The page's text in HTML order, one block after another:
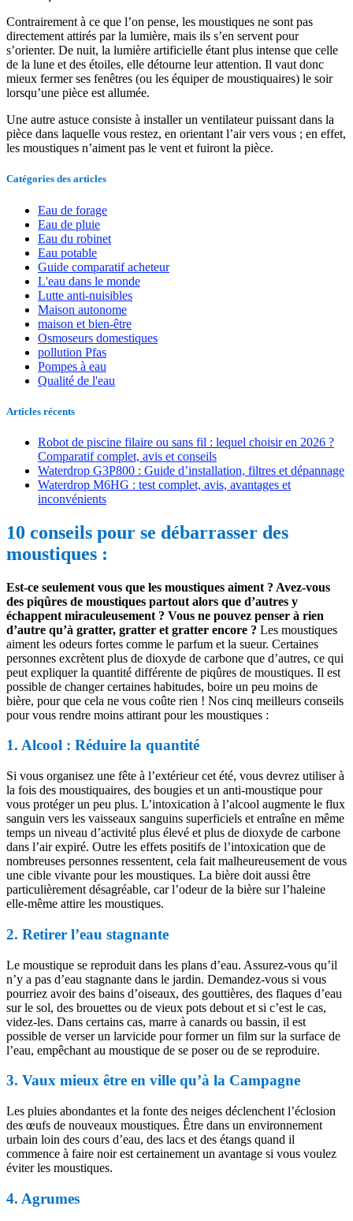
Contrairement à ce que l’on pense, les moustiques ne sont pas
directement attirés par la lumière, mais ils s’en servent pour
s’orienter. De nuit, la lumière artificielle étant plus intense que celle
de la lune et des étoiles, elle détourne leur attention. Il vaut donc
mieux fermer ses fenêtres (ou les équiper de moustiquaires) le soir
lorsqu’une pièce est allumée.
Une autre astuce consiste à installer un ventilateur puissant dans la
pièce dans laquelle vous restez, en orientant l’air vers vous ; en effet,
les moustiques n’aiment pas le vent et fuiront la pièce.
Catégories des articles
Eau de forage
Eau de pluie
Eau du robinet
Eau potable
Guide comparatif acheteur
L'eau dans le monde
Lutte anti-nuisibles
Maison autonome
maison et bien-être
Osmoseurs domestiques
pollution Pfas
Pompes à eau
Qualité de l'eau
Articles récents
Robot de piscine filaire ou sans fil : lequel choisir en 2026 ?
Comparatif complet, avis et conseils
Waterdrop G3P800 : Guide d’installation, filtres et dépannage
Waterdrop M6HG : test complet, avis, avantages et
inconvénients
10 conseils pour se débarrasser des
moustiques :
Est-ce seulement vous que les moustiques aiment ? Avez-vous
des piqûres de moustiques partout alors que d’autres y
échappent miraculeusement ? Vous ne pouvez penser à rien
d’autre qu’à gratter, gratter et gratter encore ? Les moustiques
aiment les odeurs fortes comme le parfum et la sueur. Certaines
personnes excrètent plus de dioxyde de carbone que d’autres, ce qui
peut expliquer la quantité différente de piqûres de moustiques. Il est
possible de changer certaines habitudes, boire un peu moins de
bière, pour que cela ne vous coûte rien ! Nos cinq meilleurs conseils
pour vous rendre moins attirant pour les moustiques :
1. Alcool : Réduire la quantité
Si vous organisez une fête à l’extérieur cet été, vous devrez utiliser à
la fois des moustiquaires, des bougies et un anti-moustique pour
vous protéger un peu plus. L’intoxication à l’alcool augmente le flux
sanguin vers les vaisseaux sanguins superficiels et entraîne en même
temps un niveau d’activité plus élevé et plus de dioxyde de carbone
dans l’air expiré. Outre les effets positifs de l’intoxication que de
nombreuses personnes ressentent, cela fait malheureusement de vous
une cible vivante pour les moustiques. La bière doit aussi être
particulièrement désagréable, car l’odeur de la bière sur l’haleine
elle-même attire les moustiques.
2. Retirer l’eau stagnante
Le moustique se reproduit dans les plans d’eau. Assurez-vous qu’il
n’y a pas d’eau stagnante dans le jardin. Demandez-vous si vous
pourriez avoir des bains d’oiseaux, des gouttières, des flaques d’eau
sur le sol, des brouettes ou de vieux pots debout et si c’est le cas,
videz-les. Dans certains cas, marre à canards ou bassin, il est
possible de verser un larvicide pour former un film sur la surface de
l’eau, empêchant au moustique de se poser ou de se reproduire.
3. Vaux mieux être en ville qu’à la Campagne
Les pluies abondantes et la fonte des neiges déclenchent l’éclosion
des œufs de nouveaux moustiques. Être dans un environnement
urbain loin des cours d’eau, des lacs et des étangs quand il
commence à faire noir est certainement un avantage si vous voulez
éviter les moustiques.
4. Agrumes